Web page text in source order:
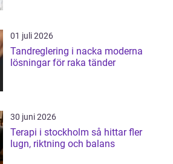
01 juli 2026
Tandreglering i nacka moderna
lösningar för raka tänder
30 juni 2026
Terapi i stockholm så hittar fler
lugn, riktning och balans